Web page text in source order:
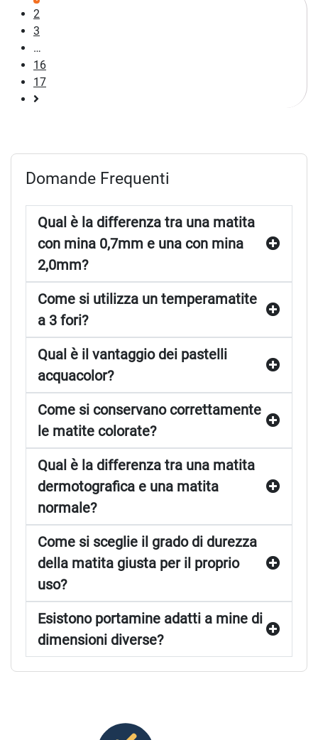
2
3
16
17
Pagina
Domande Frequenti
Qual è la differenza tra una matita
con mina 0,7mm e una con mina
2,0mm?
Come si utilizza un temperamatite
a 3 fori?
Qual è il vantaggio dei pastelli
acquacolor?
Come si conservano correttamente
le matite colorate?
Qual è la differenza tra una matita
dermotografica e una matita
normale?
Come si sceglie il grado di durezza
della matita giusta per il proprio
uso?
Esistono portamine adatti a mine di
dimensioni diverse?